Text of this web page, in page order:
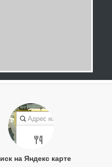
на Яндекс карте